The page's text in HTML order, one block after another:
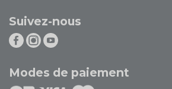
Suivez-nous
Modes de paiement